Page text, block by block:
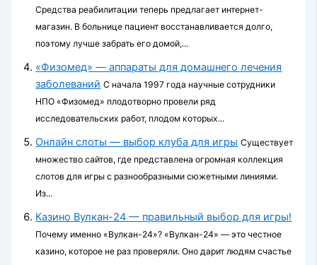
Средства реабилитации теперь предлагает интернет-
магазин. В больнице пациент восстанавливается долго,
поэтому лучше забрать его домой,...
«Физомед» — аппараты для домашнего лечения
заболеваний С начала 1997 года научные сотрудники
НПО «Физомед» плодотворно провели ряд
исследовательских работ, плодом которых...
Онлайн слоты — выбор клуба для игры Существует
множество сайтов, где представлена огромная коллекция
слотов для игры с разнообразными сюжетными линиями.
Из...
Казино Вулкан-24 — правильный выбор для игры!
Почему именно «Вулкан-24»? «Вулкан-24» — это честное
казино, которое не раз проверяли. Оно дарит людям счастье